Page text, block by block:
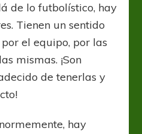
de lo futbolístico, hay
Tienen un sentido
el equipo, por las
mismas. ¡Son
de tenerlas y
hay